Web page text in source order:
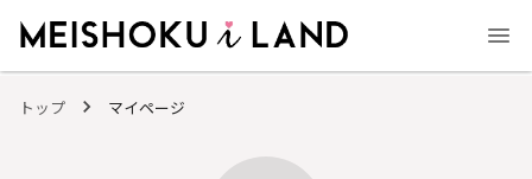
トップ マイページ